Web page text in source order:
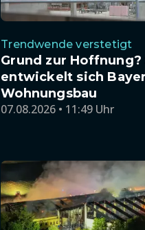
Trendwende verstetigt
Grund zur Hoffnung?
entwickelt sich
Wohnungsbau
07.08.2026 • 11:49 Uhr